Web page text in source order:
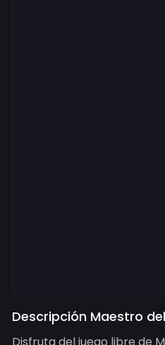
Descripción Maestro